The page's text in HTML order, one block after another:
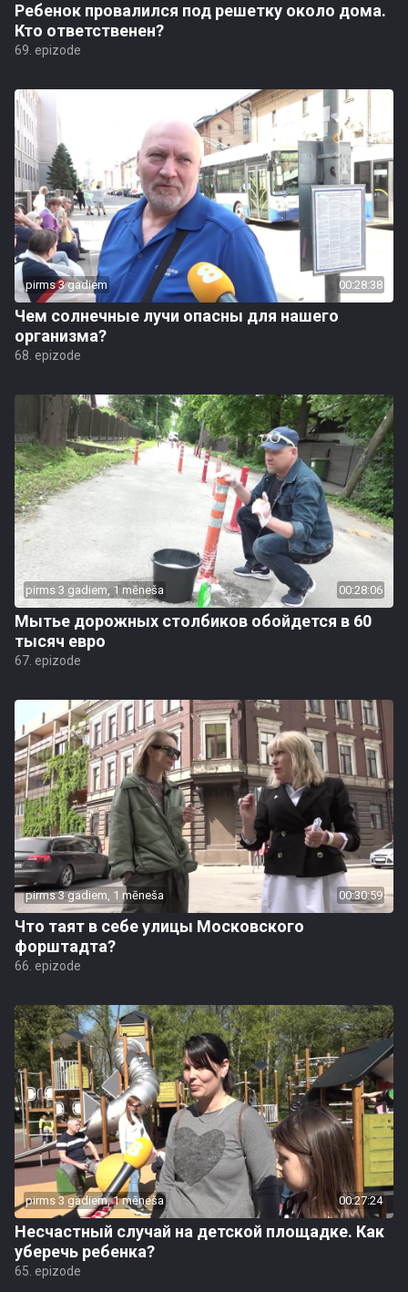
Ребенок провалился под решетку около дома.
Кто ответственен?
69. epizode
pirms 3 gadiem 00:28:38
Чем солнечные лучи опасны для нашего
организма?
68. epizode
pirms 3 gadiem, 1 mēneša 00:28:06
Мытье дорожных столбиков обойдется в 60
тысяч евро
67. epizode
pirms 3 gadiem, 1 mēneša 00:30:59
Что таят в себе улицы Московского
форштадта?
66. epizode
pirms 3 gadiem, 1 mēneša 00:27:24
Несчастный случай на детской площадке. Как
уберечь ребенка?
65. epizode